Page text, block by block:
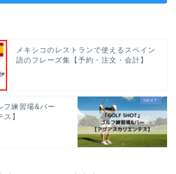
メキシコのレストランで使えるスペイン
語のフレーズ集【予約・注文・会計】
フ練習場&バー
】